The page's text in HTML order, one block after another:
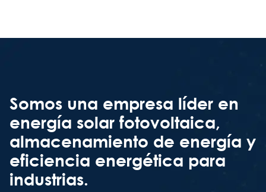
Somos una empresa líder en
energía solar fotovoltaica,
almacenamiento de energía y
eficiencia energética para
industrias.